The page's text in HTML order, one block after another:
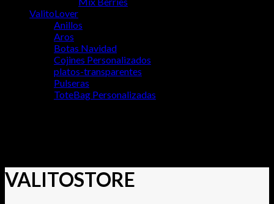
ValitoLover
Anillos
Aros
Botas Navidad
Cojines Personalizados
platos-transparentes
Pulseras
ToteBag Personalizadas
VALITOSTORE